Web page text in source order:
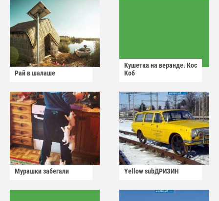
Рай в шалаше
Кушетка на веранде. Кос
Коб
Мурашки забегали Yellow subДРИЗИН